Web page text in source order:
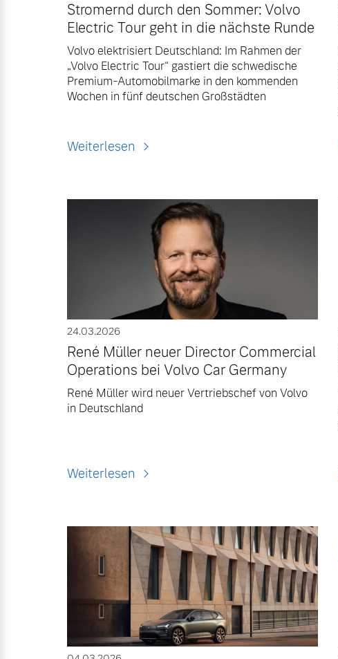
Stromernd durch den Sommer: Volvo
Electric Tour geht in die nächste Runde
Volvo elektrisiert Deutschland: Im Rahmen der
„Volvo Electric Tour“ gastiert die schwedische
Premium-Automobilmarke in den kommenden
Wochen in fünf deutschen Großstädten
Weiterlesen
24.03.2026
René Müller neuer Director Commercial
Operations bei Volvo Car Germany
René Müller wird neuer Vertriebschef von Volvo
in Deutschland
Weiterlesen